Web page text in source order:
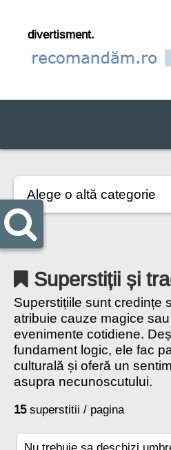
divertisment.
Superstiții și
Superstițiile sunt credințe
atribuie cauze magice
evenimente cotidiene.
fundament logic, ele fac
culturală și oferă un
asupra necunoscutului.
15superstitii / pagina